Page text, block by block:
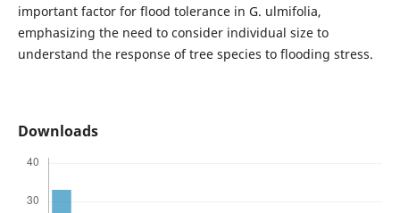
important factor for flood tolerance in G. ulmifolia,
emphasizing the need to consider individual size to
understand the response of tree species to flooding stress.
Downloads